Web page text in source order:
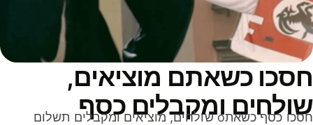
כשאתם מוציאים,
ומקבלים כסף
חסכו כסף כשאתo שולחים, מוציאים ומקבלים תשלום